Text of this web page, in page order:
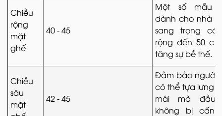
Chiều
rộng
mặt
ghế
40 - 45
Một số mẫu
dành cho nhà
sang trọng có
rộng đến 50
tăng sự bề thế.
Chiều
sâu
mặt
42 - 45
Đảm bảo người
có thể tựa lưng
mái mà đầu
không bị cấn